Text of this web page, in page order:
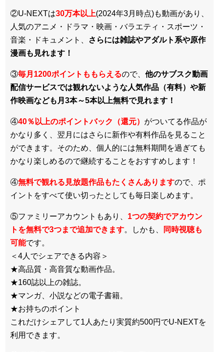
②U-NEXTは30万本以上(2024年3月時点)も動画があり、
人気のアニメ・ドラマ・映画・バラエティ・スポーツ・
音楽・ドキュメント、
さらには雑誌やアダルト系や原作
漫画も見れます！
③毎月1200ポイントももらえるので、 他のサブスク動画
配信サービスでは観れないような人気作品（有料）や新
作映画なども月3本～5本以上無料で見れます！
④40％以上のポイントバック（還元） がついてる作品が
かなり多く、翌月にはさらに新作や有料作品を見ること
ができます。そのため、個人的には無料期間を過ぎても
かなり楽しめるので継続することをおすすめします！
④無料で観れる見放題作品もたくさんありますので、ポ
イントをすべて使い切ったとしても毎日楽しめます。
⑤ファミリーアカウントもあり、 1つの契約でアカウン
トを無料で3つまで追加できます。しかも、
同時視聴も
可能です。
＜4人でシェアできる内容＞
★高品質・高音質な動画作品。
★160誌以上の雑誌。
★マンガ、小説などの電子書籍。
★お持ちのポイント
これだけシェアして1人あたり実質約500円でU-NEXTを
利用できます。